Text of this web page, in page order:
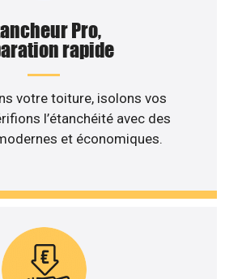
Pro,
rapide
votre toiture, isolons vos
l’étanchéité avec des
et économiques.